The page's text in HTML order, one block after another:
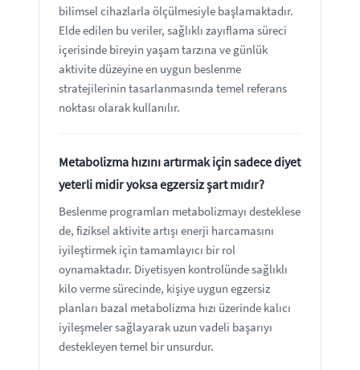
bilimsel cihazlarla ölçülmesiyle başlamaktadır.
Elde edilen bu veriler, sağlıklı zayıflama süreci
içerisinde bireyin yaşam tarzına ve günlük
aktivite düzeyine en uygun beslenme
stratejilerinin tasarlanmasında temel referans
noktası olarak kullanılır.
Metabolizma hızını artırmak için sadece diyet
yeterli midir yoksa egzersiz şart mıdır?
Beslenme programları metabolizmayı desteklese
de, fiziksel aktivite artışı enerji harcamasını
iyileştirmek için tamamlayıcı bir rol
oynamaktadır. Diyetisyen kontrolünde sağlıklı
kilo verme sürecinde, kişiye uygun egzersiz
planları bazal metabolizma hızı üzerinde kalıcı
iyileşmeler sağlayarak uzun vadeli başarıyı
destekleyen temel bir unsurdur.